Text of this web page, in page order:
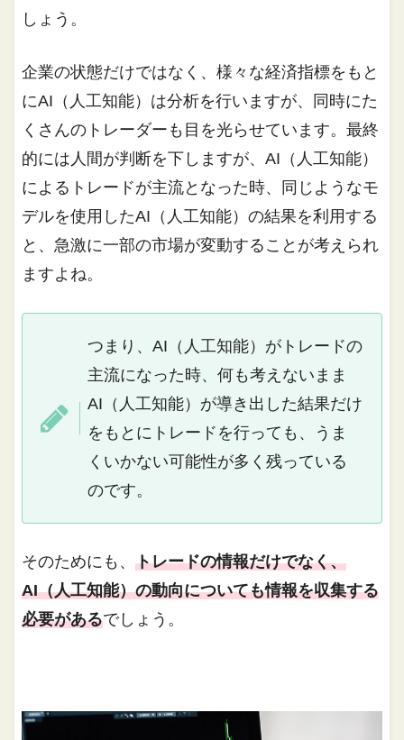
しょう。
企業の状態だけではなく、様々な経済指標をもと
にAI（人工知能）は分析を行いますが、同時にた
くさんのトレーダーも目を光らせています。最終
的には人間が判断を下しますが、AI（人工知能）
によるトレードが主流となった時、同じようなモ
デルを使用したAI（人工知能）の結果を利用する
と、急激に一部の市場が変動することが考えられ
ますよね。
つまり、AI（人工知能）がトレードの
主流になった時、何も考えないまま
AI（人工知能）が導き出した結果だけ
をもとにトレードを行っても、うま
くいかない可能性が多く残っている
のです。
そのためにも、トレードの情報だけでなく、
AI（人工知能）の動向についても情報を収集する
必要があるでしょう。